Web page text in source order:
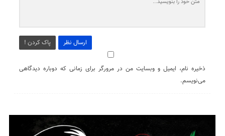
ارسال نظر پاک کردن !
ذخیره نام، ایمیل و وبسایت من در مرورگر برای زمانی که دوباره دیدگاهی
می‌نویسم.